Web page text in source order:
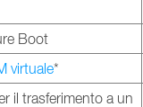
Boot
virtuale*
il trasferimento a un